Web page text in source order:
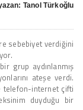
Tanol Türkoğlu
sebebiyet verdiğini
grup aydınlanmış
ateşe verdi.
telefon-internet çifti
duyduğu bir